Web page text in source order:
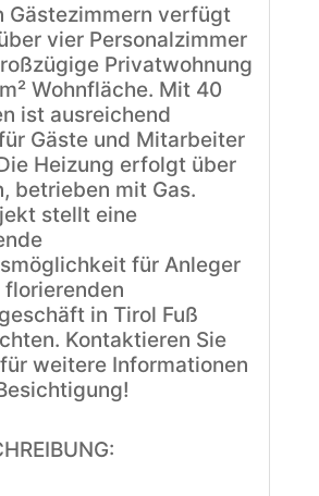
Gästezimmern verfügt
vier Personalzimmer
Privatwohnung
Wohnfläche. Mit 40
ist ausreichend
Gäste und Mitarbeiter
Heizung erfolgt über
betrieben mit Gas.
stellt eine
für Anleger
florierenden
in Tirol Fuß
Kontaktieren Sie
weitere Informationen